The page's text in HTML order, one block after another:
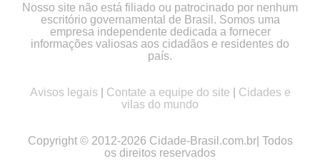
Nosso site não está filiado ou patrocinado por nenhum
escritório governamental de Brasil. Somos uma
empresa independente dedicada a fornecer
informações valiosas aos cidadãos e residentes do
país.
Avisos legais Contate a equipe do site
Cidades e
vilas do mundo
Copyright © 2012-2026 Cidade-Brasil.com.br| Todos
os direitos reservados